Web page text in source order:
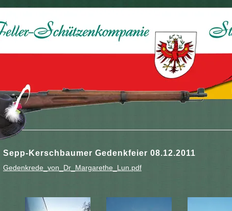
Sepp-Kerschbaumer Gedenkfeier 08.12.2011
Gedenkrede_von_Dr_Margarethe_Lun.pdf